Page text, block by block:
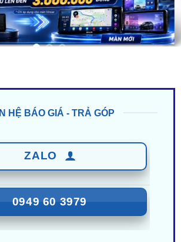
0949 60 3979